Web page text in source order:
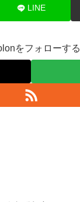
LINE
をフォローする